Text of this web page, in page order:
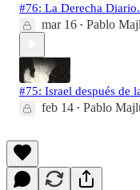
#76: La Derecha
mar 16 • Pablo
#75: Israel después de
feb 14 • Pablo